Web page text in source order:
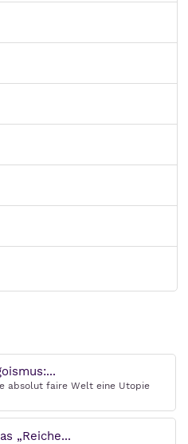
absolut faire Welt eine Utopie
„Reiche...